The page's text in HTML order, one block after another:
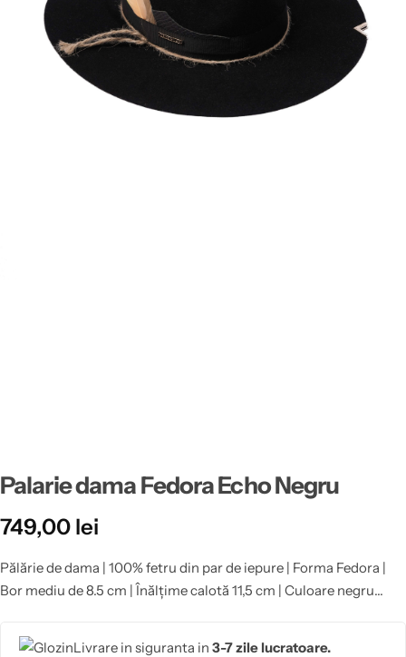
Palarie dama Fedora Echo Negru
749,00 lei
Pălărie de dama | 100% fetru din par de iepure | Forma Fedora |
Bor mediu de 8.5 cm | Înălțime calotă 11,5 cm | Culoare negru
60 nu beneficiază de retur.
Livrare in siguranta in 3-7 zile lucratoare.